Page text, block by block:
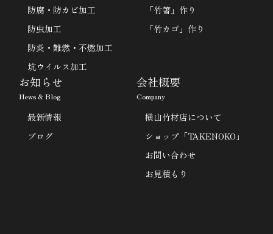
防腐・防カビ加工
防虫加工
防炎・難燃・不燃加工
坑ウイルス加工
「竹箸」作り
「竹カゴ」作り
お知らせ
News & Blog
最新情報
ブログ
会社概要
Company
横山竹材店について
ショップ「TAKENOKO」
お問い合わせ
お見積もり